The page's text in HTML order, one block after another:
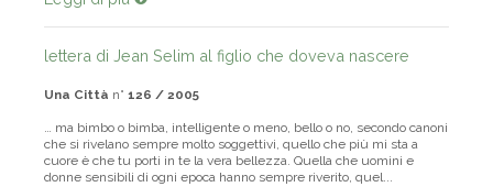
lettera di Jean Selim al figlio che doveva nascere
Una Città n° 126 / 2005
… ma bimbo o bimba, intelligente o meno, bello o no, secondo canoni
che si rivelano sempre molto soggettivi, quello che più mi sta a
cuore è che tu porti in te la vera bellezza. Quella che uomini e
donne sensibili di ogni epoca hanno sempre riverito, quel...